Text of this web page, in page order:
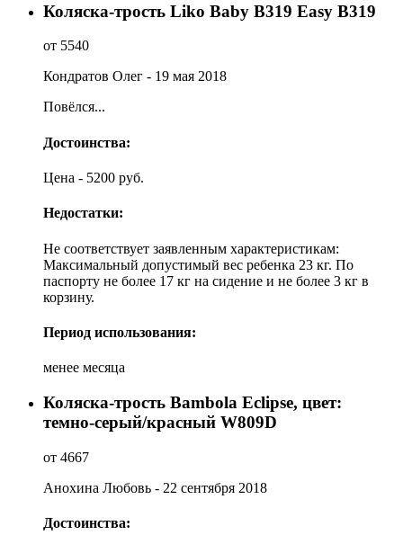
Коляска-трость Liko Baby B319 Easy B319
от 5540
Кондратов Олег - 19 мая 2018
Повёлся...
Достоинства:
Цена - 5200 руб.
Недостатки:
Не соответствует заявленным характеристикам:
Максимальный допустимый вес ребенка 23 кг. По
паспорту не более 17 кг на сидение и не более 3 кг в
корзину.
Период использования:
менее месяца
Коляска-трость Bambola Eclipse, цвет:
темно-серый/красный W809D
от 4667
Анохина Любовь - 22 сентября 2018
Достоинства: